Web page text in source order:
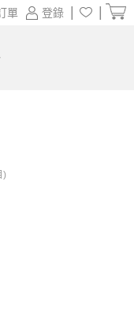
)
登錄
單